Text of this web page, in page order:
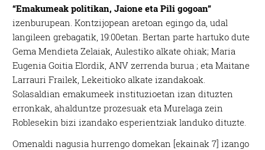
“Emakumeak politikan, Jaione eta Pili gogoan”
izenburupean. Kontzijopean aretoan egingo da, udal
langileen grebagatik, 19:00etan. Bertan parte hartuko dute
Gema Mendieta Zelaiak, Aulestiko alkate ohiak; Maria
Eugenia Goitia Elordik, ANV zerrenda burua ; eta Maitane
Larrauri Frailek, Lekeitioko alkate izandakoak.
Solasaldian emakumeek instituzioetan izan dituzten
erronkak, ahalduntze prozesuak eta Murelaga zein
Roblesekin bizi izandako esperientziak landuko dituzte.
Omenaldi nagusia hurrengo domekan [ekainak 7] izango